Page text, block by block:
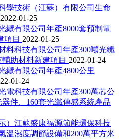
學技術（江蘇）有限公司生命
2022-01-25
纜有限公司年產8000套預制電
項目 2022-01-25
料科技有限公司年產300噸光纖
助材料新建項目 2022-01-24
纜有限公司年產4800公里
01-24
電科技有限公司年產300萬芯公
件、160套光纖傳感系統產品
）江蘇盛康福源節能環保科技
溫濕度調節設備和200萬平方米